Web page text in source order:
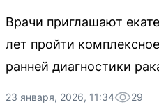
Врачи приглашают
лет пройти
ранней диагностики
23 января, 2026, 11:34 29